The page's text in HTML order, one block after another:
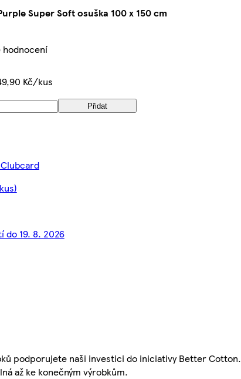
Super Soft osuška 100 x 150 cm
hodnocení
Kč/kus
Přidat
do 19. 8. 2026
podporujete naši investici do iniciativy Better Cotton.
až ke konečným výrobkům.